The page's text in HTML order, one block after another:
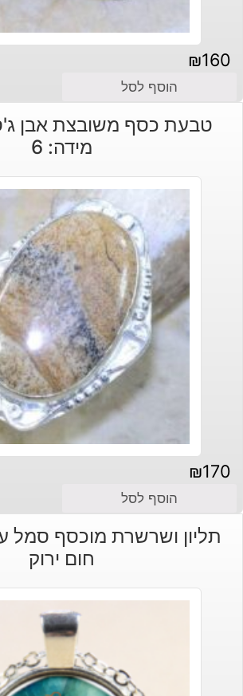
₪160
הוסף לסל
טבעת כסף משובצת אבן
מידה: 6
₪170
הוסף לסל
תליון ושרשרת מוכסף סמל
חום ירוק